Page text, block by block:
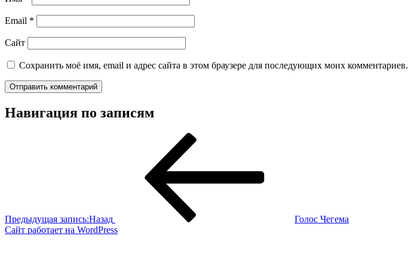
Email *
Сайт
Сохранить моё имя, email и адрес сайта в этом браузере для последующих моих комментариев.
Навигация по записям
Предыдущая запись:Назад
Голос Чегема
Сайт работает на WordPress